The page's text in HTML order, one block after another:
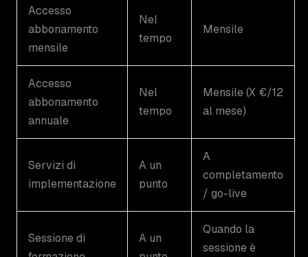
Accesso
abbonamento
mensile
Nel
tempo
Mensile
Accesso
abbonamento
annuale
Nel
tempo
Mensile (X €/12
al mese)
Servizi di
implementazione
A un
punto
A
completamento
/ go-live
Sessione di
A un
Quando la
sessione è